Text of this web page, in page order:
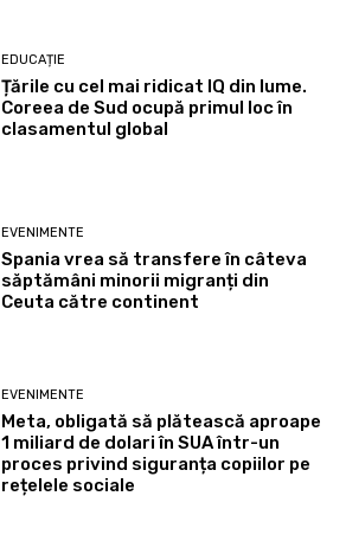
EDUCAȚIE
Țările cu cel mai ridicat IQ din lume.
Coreea de Sud ocupă primul loc în
clasamentul global
EVENIMENTE
Spania vrea să transfere în câteva
săptămâni minorii migranți din
Ceuta către continent
EVENIMENTE
Meta, obligată să plătească aproape
1 miliard de dolari în SUA într-un
proces privind siguranța copiilor pe
rețelele sociale